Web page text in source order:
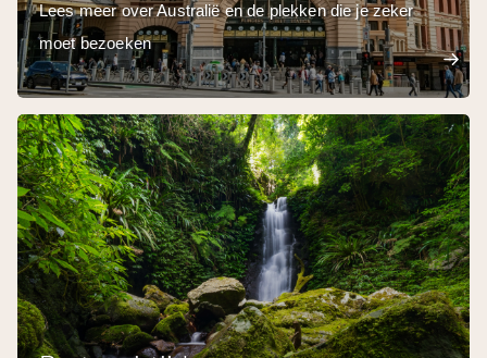
Lees meer over Australië en de plekken die je zeker
moet bezoeken